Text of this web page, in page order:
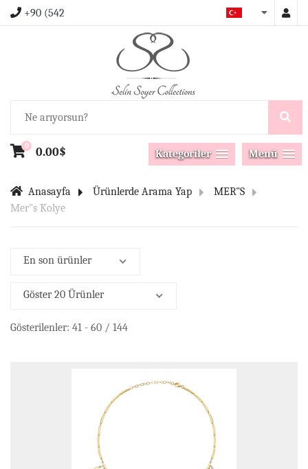
+90 (542
0 0.00$ Menü
Kategoriler
Anasayfa Ürünlerde Arama Yap
MER"S
Mer"s Kolye
En son ürünler
Göster 20 Ürünler
Gösterilenler: 41 - 60 / 144